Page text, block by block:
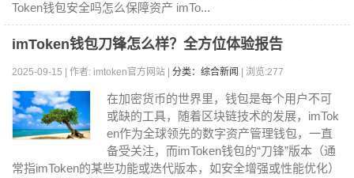
Token钱包安全吗怎么保障资产 imTo...
imToken钱包刀锋怎么样？全方位体验报告
2025-09-15 | 作者: imtoken官方网站 | 分类：综合新闻 | 浏览:277
在加密货币的世界里，钱包是每个用户不可
或缺的工具，随着区块链技术的发展，imTok
en作为全球领先的数字资产管理钱包，一直
备受关注，而imToken钱包的“刀锋”版本（通
常指imToken的某些功能或迭代版本，如安全增强或性能优化）